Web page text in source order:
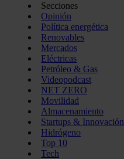
Secciones
Opinión
Política energética
Renovables
Mercados
Eléctricas
Petróleo & Gas
Videopodcast
NET ZERO
Movilidad
Almacenamiento
Startups & Innovación
Hidrógeno
Top 10
Tech